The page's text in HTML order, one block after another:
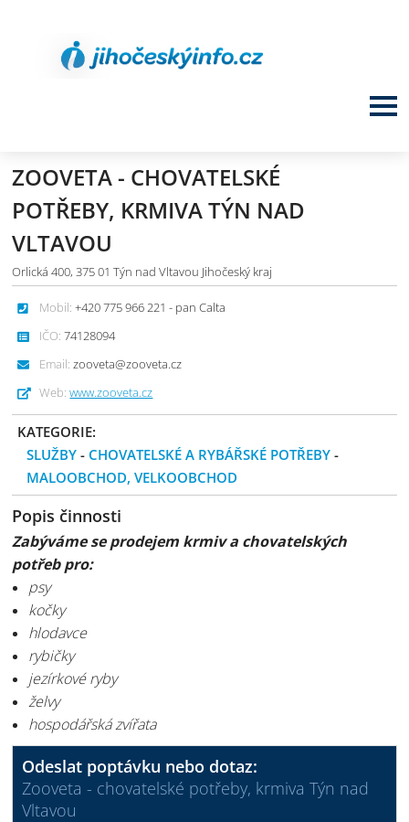
ZOOVETA - CHOVATELSKÉ
POTŘEBY, KRMIVA TÝN NAD
VLTAVOU
Orlická 400, 375 01 Týn nad Vltavou Jihočeský kraj
Mobil: +420 775 966 221 - pan Calta
IČO: 74128094
Email: zooveta@zooveta.cz
Web: www.zooveta.cz
KATEGORIE:
SLUŽBY - CHOVATELSKÉ A RYBÁŘSKÉ POTŘEBY -
MALOOBCHOD, VELKOOBCHOD
Popis činnosti
Zabýváme se prodejem krmiv a chovatelských
potřeb pro:
psy
kočky
hlodavce
rybičky
jezírkové ryby
želvy
hospodářská zvířata
Odeslat poptávku nebo dotaz:
Zooveta - chovatelské potřeby, krmiva Týn nad
Vltavou